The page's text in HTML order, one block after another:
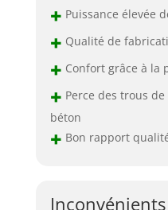
+ Puissance élevée
+ Qualité de
+ Confort grâce à la
+ Perce des trous
béton
+ Bon rapport
Inconvénients